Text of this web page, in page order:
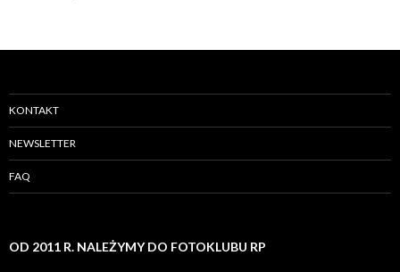
KONTAKT
NEWSLETTER
FAQ
OD 2011 R. NALEŻYMY DO FOTOKLUBU RP